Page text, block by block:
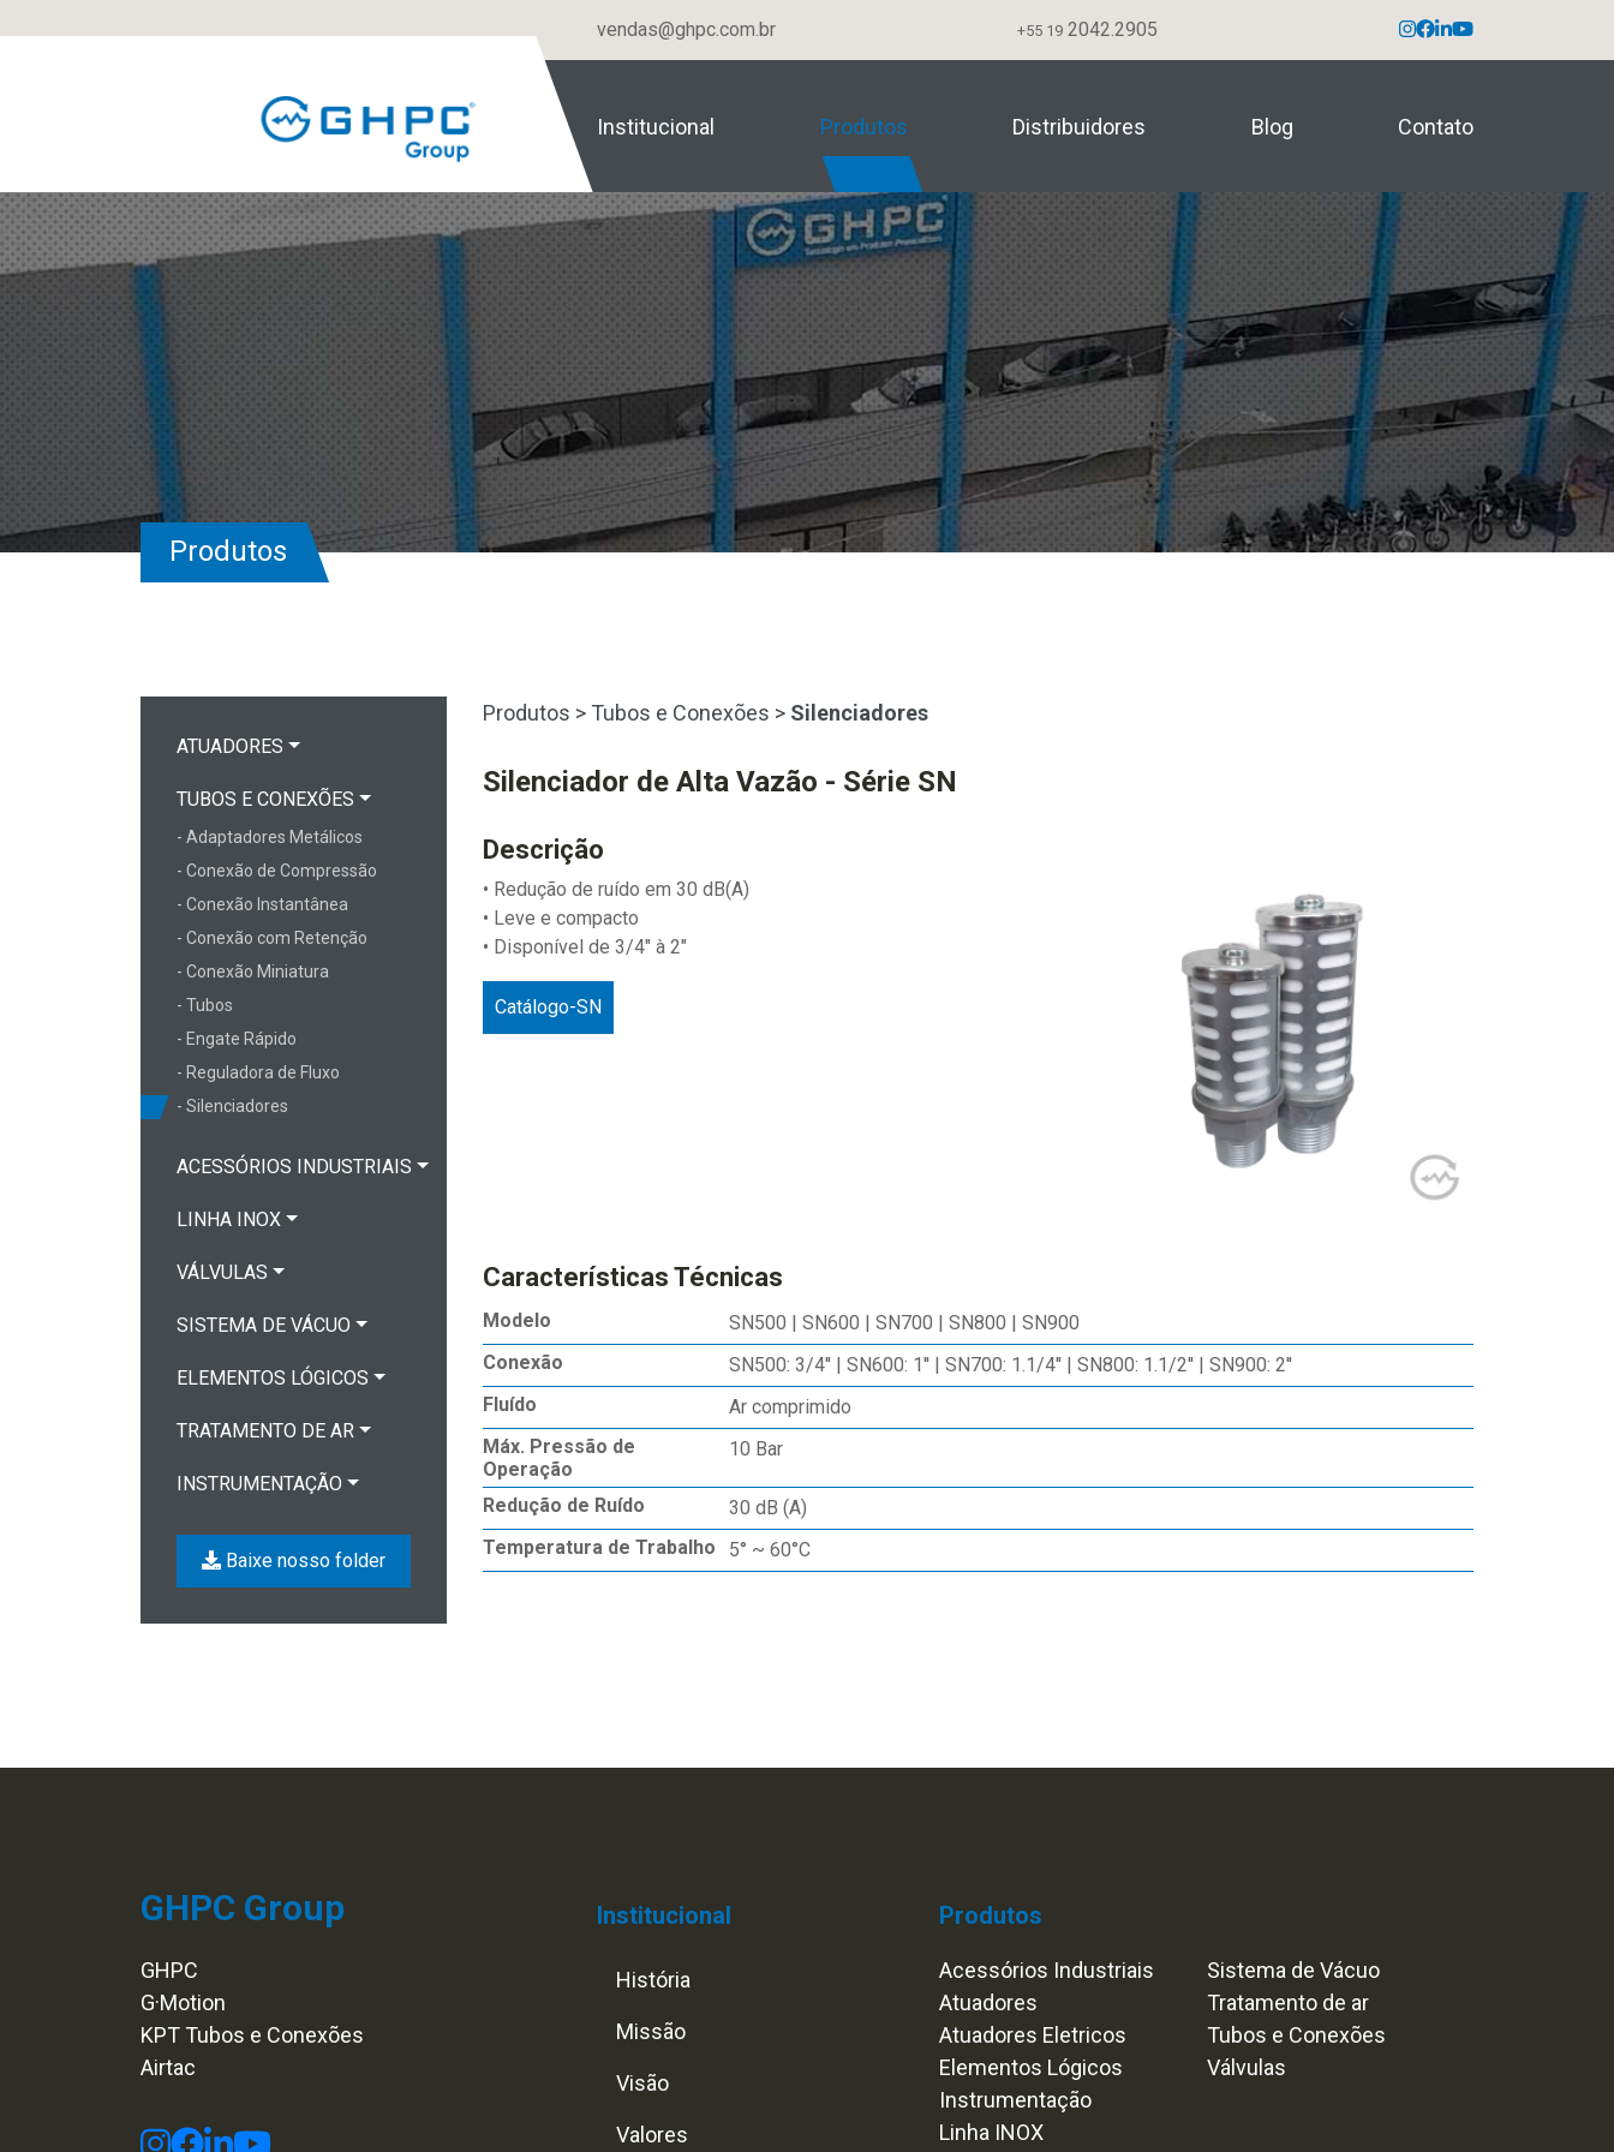
vendas@ghpc.com.br +55 19 2042.2905
Institucional Produtos Distribuidores Blog Contato
Produtos
ATUADORES
TUBOS E CONEXÕES
- Adaptadores Metálicos
- Conexão de Compressão
- Conexão Instantânea
- Conexão com Retenção
- Conexão Miniatura
- Tubos
- Engate Rápido
- Reguladora de Fluxo
- Silenciadores
ACESSÓRIOS INDUSTRIAIS
LINHA INOX
VÁLVULAS
SISTEMA DE VÁCUO
ELEMENTOS LÓGICOS
TRATAMENTO DE AR
INSTRUMENTAÇÃO
Baixe nosso folder
Produtos > Tubos e Conexões > Silenciadores
Silenciador de Alta Vazão - Série SN
Descrição
• Redução de ruído em 30 dB(A)
• Leve e compacto
• Disponível de 3/4" à 2"
Catálogo-SN
Características Técnicas
Modelo
SN500 | SN600 | SN700 | SN800 | SN900
Conexão
SN500: 3/4'' | SN600: 1'' | SN700: 1.1/4'' | SN800: 1.1/2'' | SN900: 2''
Fluído
Ar comprimido
Máx. Pressão de
Operação
10 Bar
Redução de Ruído
30 dB (A)
Temperatura de Trabalho
5° ~ 60°C
GHPC Group
GHPC
G·Motion
KPT Tubos e Conexões
Airtac
Institucional
História
Missão
Visão
Valores
Produtos
Acessórios Industriais
Atuadores
Atuadores Eletricos
Elementos Lógicos
Instrumentação
Linha INOX
Sistema de Vácuo
Tratamento de ar
Tubos e Conexões
Válvulas